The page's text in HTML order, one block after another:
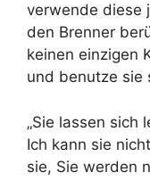
verwende diese
den Brenner
keinen einzigen
und benutze sie
„Sie lassen sich
Ich kann sie
sie, Sie werden